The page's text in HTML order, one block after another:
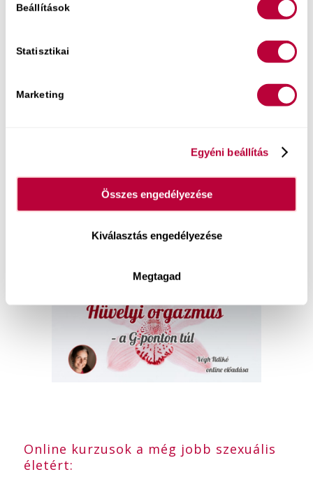
Beállítások
Statisztikai
Marketing
Egyéni beállítás
Összes engedélyezése
Kiválasztás engedélyezése
Megtagad
, öröme és gyönyöre ugyanúgy
megtanulható!
Online kurzusok a még jobb szexuális
életért: